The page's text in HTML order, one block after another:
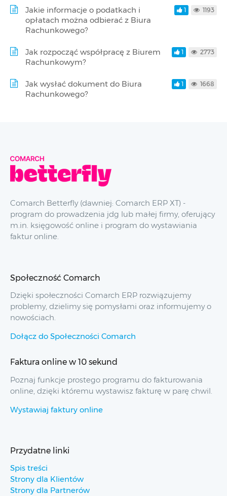
Jakie informacje o podatkach i
opłatach można odbierać z Biura
Rachunkowego?
1 1193
Jak rozpocząć współpracę z Biurem
Rachunkowym?
1 2773
Jak wysłać dokument do Biura
Rachunkowego?
1 1668
Comarch Betterfly (dawniej: Comarch ERP XT) -
program do prowadzenia jdg lub małej firmy, oferujący
m.in. księgowość online i program do wystawiania
faktur online.
Społeczność Comarch
Dzięki społeczności Comarch ERP rozwiązujemy
problemy, dzielimy się pomysłami oraz informujemy o
nowościach.
Dołącz do Społeczności Comarch
Faktura online w 10 sekund
Poznaj funkcje prostego programu do fakturowania
online, dzięki któremu wystawisz fakturę w parę chwil.
Wystawiaj faktury online
Przydatne linki
Spis treści
Strony dla Klientów
Strony dla Partnerów